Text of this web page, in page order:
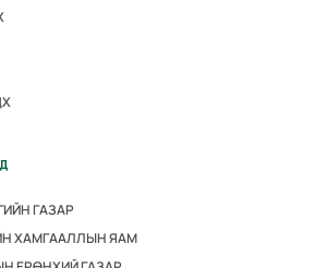
ГАЗАР
ХАМГААЛЛЫН ЯАМ